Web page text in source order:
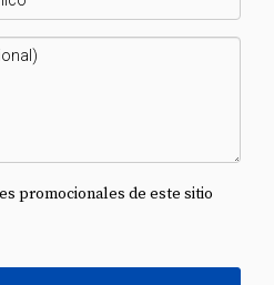
promocionales de este sitio